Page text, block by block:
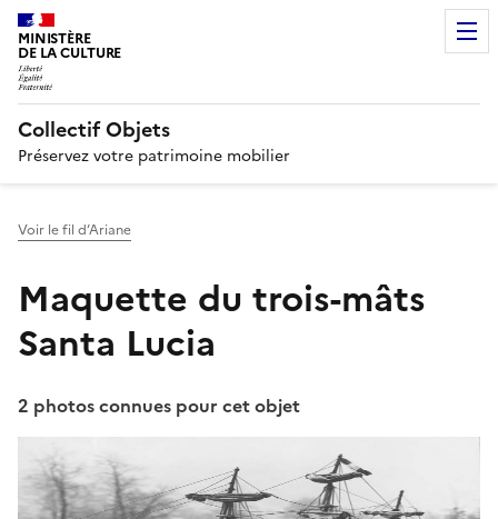
MINISTÈRE
DE LA CULTURE
Collectif Objets
Préservez votre patrimoine mobilier
Voir le fil d’Ariane
Maquette du trois-mâts
Santa Lucia
2 photos connues pour cet objet